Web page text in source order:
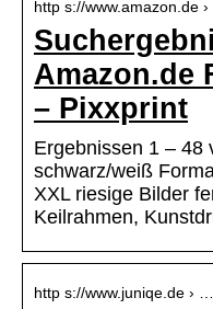
http s://www.amazon.de
Amazon.de
– Pixxprint
Ergebnissen 1 –
schwarz/weiß
XXL riesige Bilder
Keilrahmen,
http s://www.juniqe.de ›